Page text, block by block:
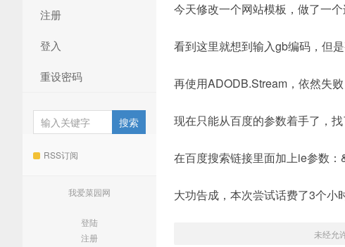
注册
登入
重设密码
RSS订阅
我爱菜园网
登陆
注册
今天修改一个网站模板，做了一
看到这里就想到输入gb编码，但
再使用ADODB.Stream，依然失
现在只能从百度的参数着手了，
在百度搜索链接里面加上ie参数：
大功告成，本次尝试话费了3个小
未经允